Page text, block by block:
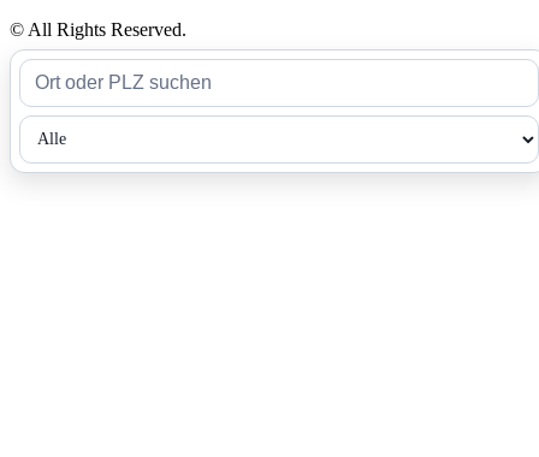
© All Rights Reserved.